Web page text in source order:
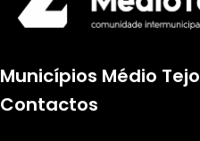
Municípios Médio Tejo
Contactos